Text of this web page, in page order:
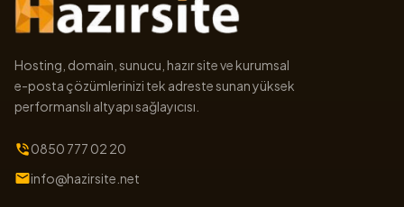
Hosting, domain, sunucu, hazır site ve kurumsal
e-posta çözümlerinizi tek adreste sunan yüksek
performanslı altyapı sağlayıcısı.
0850 777 02 20
info@hazirsite.net